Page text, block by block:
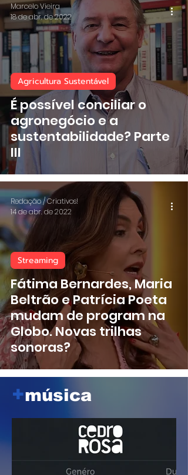
É possível conciliar o
agronegócio e a
sustentabilidade? Parte
III
Agricultura Sustentável
Marcelo Vieira
18 de abr. de 2022
Fátima Bernardes, Maria
Beltrão e Patrícia Poeta
mudam de program na
Globo. Novas trilhas
sonoras?
Streaming
Redação / Criativos!
14 de abr. de 2022
+música